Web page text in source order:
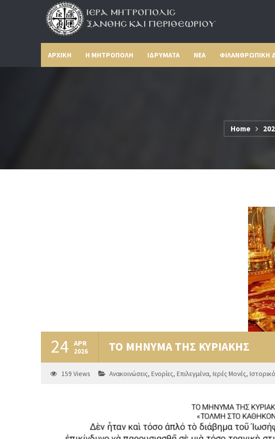
ΑΡΧΙΚΗ Η ΜΗΤΡΟΠΟΛΗ ΙΔΡΥΜΑΤΑ ΝΕΑ ΦΙΛΑΝΘΡΩΠΙΚΗ
Home
24 APR
2026 ΤΟ ΜΗΝΥΜΑ ΤΗΣ ΚΥΡΙΑΚΗΣ
159 Views Ανακοινώσεις, Ενορίες, Επιλεγμένα, Ιερές Μονές, Ιστορικό